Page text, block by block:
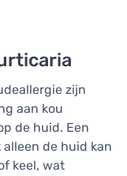
zijn
aan kou
de huid. Een
de huid kan
keel, wat